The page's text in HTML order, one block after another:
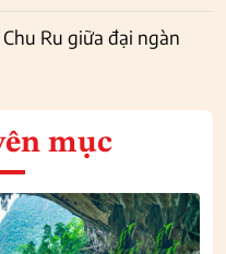
Ru giữa đại ngàn
mục